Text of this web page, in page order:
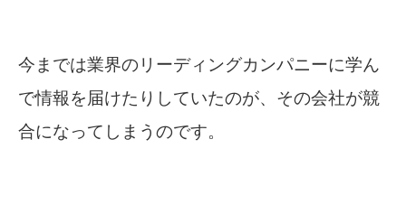
今までは業界のリーディングカンパニーに学ん
で情報を届けたりしていたのが、その会社が競
合になってしまうのです。